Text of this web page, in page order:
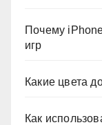
Почему
игр
Какие цвета
Как